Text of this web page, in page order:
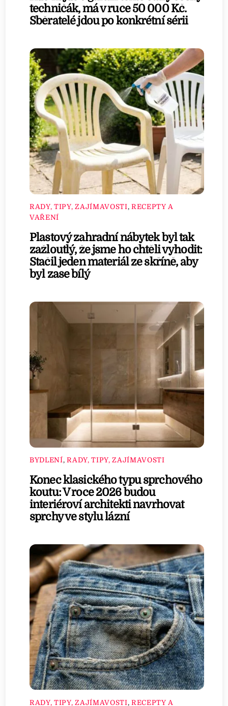
techničák, má v ruce 50 000 Kč.
Sběratelé jdou po konkrétní sérii
RADY, TIPY, ZAJÍMAVOSTI, RECEPTY A
VAŘENÍ
Plastový zahradní nábytek byl tak
zažloutlý, že jsme ho chtěli vyhodit:
Stačil jeden materiál ze skříně, aby
byl zase bílý
BYDLENÍ,RADY, TIPY, ZAJÍMAVOSTI
Konec klasického typu sprchového
koutu: V roce 2026 budou
interiéroví architekti navrhovat
sprchy ve stylu lázní
RADY, TIPY, ZAJÍMAVOSTI, RECEPTY A